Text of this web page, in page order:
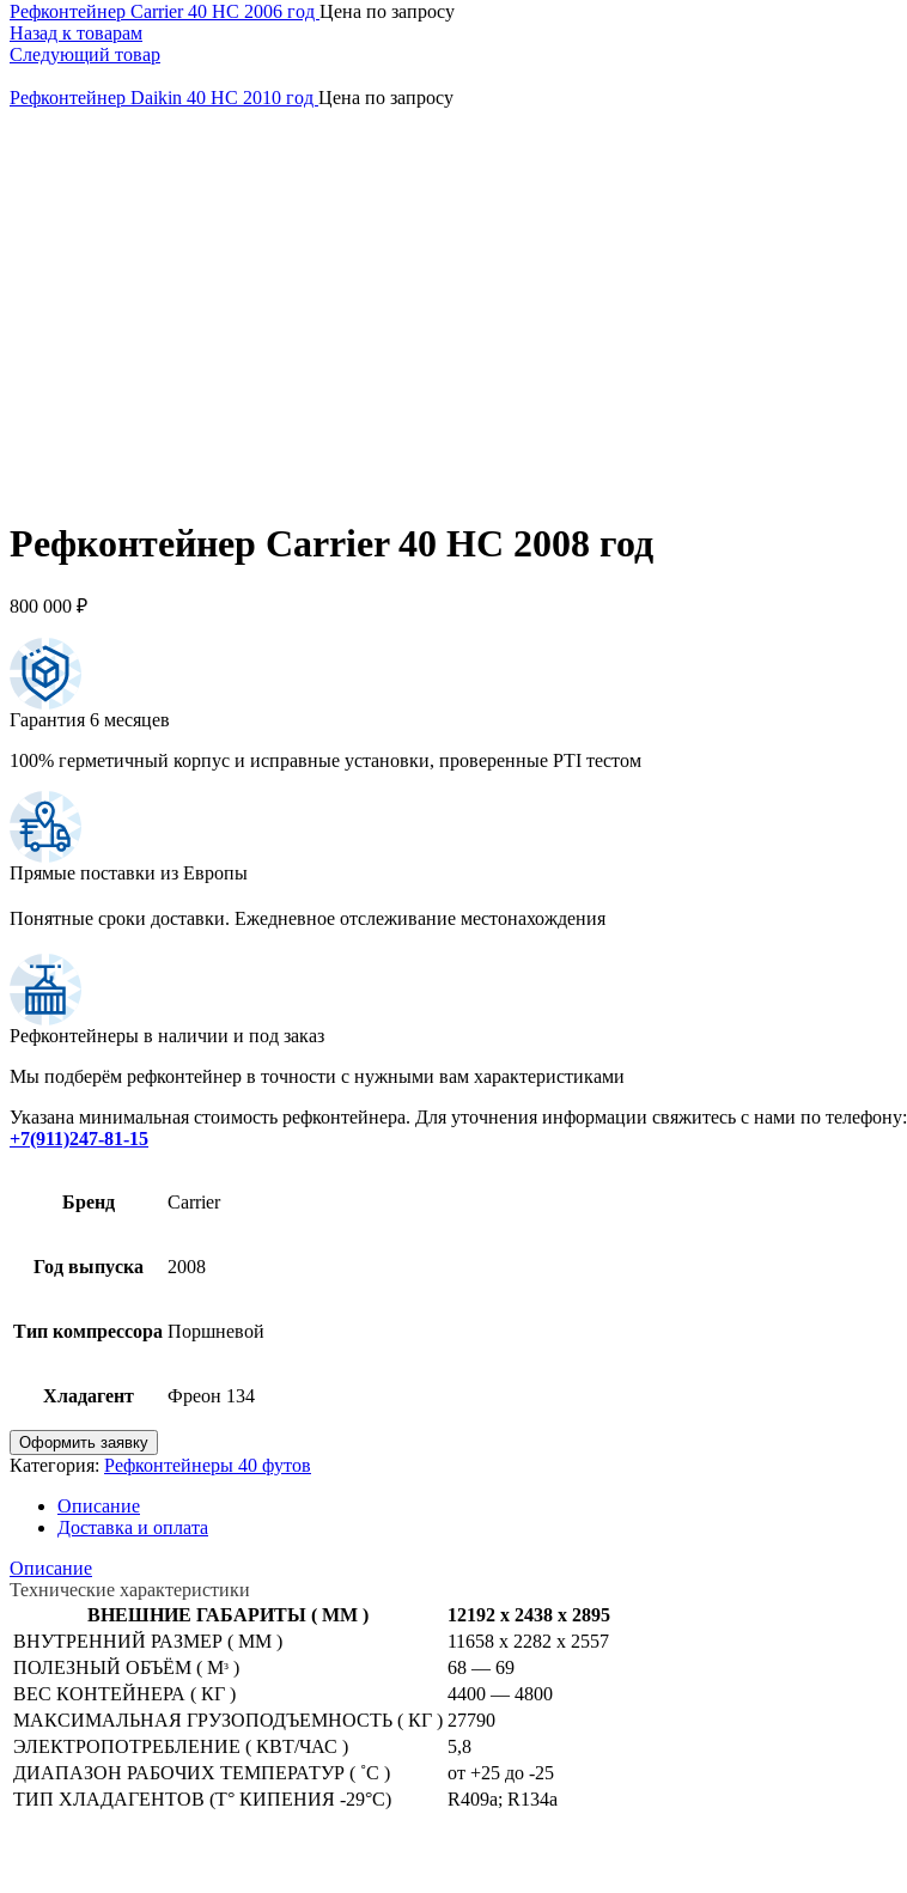
Рефконтейнер Carrier 40 HC 2006 год Цена по запросу
Назад к товарам
Следующий товар
Рефконтейнер Daikin 40 HC 2010 год Цена по запросу
Рефконтейнер Carrier 40 HC 2008 год
800 000 ₽
Гарантия 6 месяцев
100% герметичный корпус и исправные установки, проверенные PTI тестом
Прямые поставки из Европы
Понятные сроки доставки. Ежедневное отслеживание местонахождения
Рефконтейнеры в наличии и под заказ
Мы подберём рефконтейнер в точности с нужными вам характеристиками
Указана минимальная стоимость рефконтейнера. Для уточнения информации свяжитесь с нами по телефону:
+7(911)247-81-15
Бренд Carrier
Год выпуска 2008
Тип компрессора Поршневой
Хладагент Фреон 134
Оформить заявку
Категория: Рефконтейнеры 40 футов
Описание
Доставка и оплата
Описание
Технические характеристики
ВНЕШНИЕ ГАБАРИТЫ ( ММ )
12192 х 2438 х 2895
ВНУТРЕННИЙ РАЗМЕР ( ММ )
11658 х 2282 х 2557
ПОЛЕЗНЫЙ ОБЪЁМ ( Мᶟ )
68 — 69
ВЕС КОНТЕЙНЕРА ( КГ )
4400 — 4800
МАКСИМАЛЬНАЯ ГРУЗОПОДЪЕМНОСТЬ ( КГ ) 27790
ЭЛЕКТРОПОТРЕБЛЕНИЕ ( КВТ/ЧАС )
5,8
ДИАПАЗОН РАБОЧИХ ТЕМПЕРАТУР ( ˚С )
от +25 до -25
ТИП ХЛАДАГЕНТОВ (T° КИПЕНИЯ -29°С)
R409a; R134a